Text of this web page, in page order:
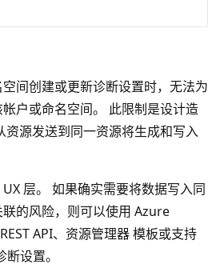
间创建或更新诊断设置时，无法为
户或命名空间。 此限制是设计造
资源发送到同一资源将生成和写入
层。 如果确实需要将数据写入同
的风险，则可以使用 Azure
API、资源管理器 模板或支持
设置。